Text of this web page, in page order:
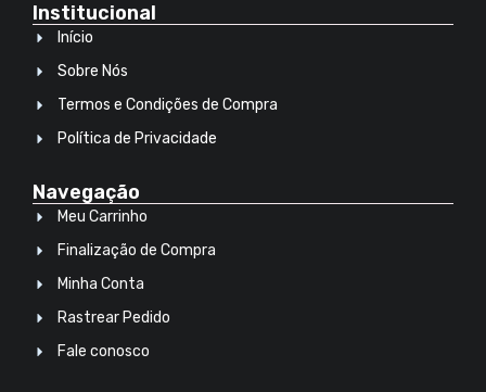
Institucional
Início
Sobre Nós
Termos e Condições de Compra
Política de Privacidade
Navegação
Meu Carrinho
Finalização de Compra
Minha Conta
Rastrear Pedido
Fale conosco